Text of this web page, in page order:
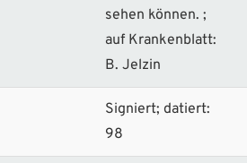
sehen können. ;
auf Krankenblatt:
B. Jelzin
Signiert; datiert:
98